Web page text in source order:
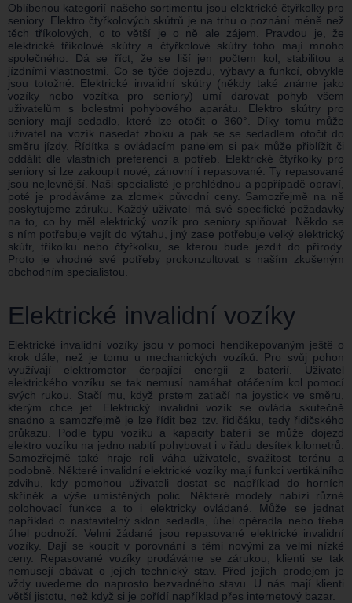
Oblíbenou kategorií našeho sortimentu jsou elektrické čtyřkolky pro
seniory. Elektro čtyřkolových skútrů je na trhu o poznání méně než
těch tříkolových, o to větší je o ně ale zájem. Pravdou je, že
elektrické tříkolové skútry a čtyřkolové skútry toho mají mnoho
společného. Dá se říct, že se liší jen počtem kol, stabilitou a
jízdními vlastnostmi. Co se týče dojezdu, výbavy a funkcí, obvykle
jsou totožné. Elektrické invalidní skútry (někdy také známe jako
vozíky nebo vozítka pro seniory) umí darovat pohyb všem
uživatelům s bolestmi pohybového aparátu. Elektro skútry pro
seniory mají sedadlo, které lze otočit o 360°. Díky tomu může
uživatel na vozík nasedat zboku a pak se se sedadlem otočit do
směru jízdy. Řídítka s ovládacím panelem si pak může přiblížit či
oddálit dle vlastních preferencí a potřeb. Elektrické čtyřkolky pro
seniory si lze zakoupit nové, zánovní i repasované. Ty repasované
jsou nejlevnější. Naši specialisté je prohlédnou a popřípadě opraví,
poté je prodáváme za zlomek původní ceny. Samozřejmě na ně
poskytujeme záruku. Každý uživatel má své specifické požadavky
na to, co by měl elektrický vozík pro seniory splňovat. Někdo se
s ním potřebuje vejít do výtahu, jiný zase potřebuje velký elektrický
skútr, tříkolku nebo čtyřkolku, se kterou bude jezdit do přírody.
Proto je vhodné své potřeby prokonzultovat s naším zkušeným
obchodním specialistou.
Elektrické invalidní vozíky
Elektrické invalidní vozíky jsou v pomoci hendikepovaným ještě o
krok dále, než je tomu u mechanických vozíků. Pro svůj pohon
využívají elektromotor čerpající energii z baterií. Uživatel
elektrického vozíku se tak nemusí namáhat otáčením kol pomocí
svých rukou. Stačí mu, když prstem zatlačí na joystick ve směru,
kterým chce jet. Elektrický invalidní vozík se ovládá skutečně
snadno a samozřejmě je lze řídit bez tzv. řidičáku, tedy řidičského
průkazu. Podle typu vozíku a kapacity baterií se může dojezd
elektro vozíku na jedno nabití pohybovat i v řádu desítek kilometrů.
Samozřejmě také hraje roli váha uživatele, svažitost terénu a
podobně. Některé invalidní elektrické vozíky mají funkci vertikálního
zdvihu, kdy pomohou uživateli dostat se například do horních
skříněk a výše umístěných polic. Některé modely nabízí různé
polohovací funkce a to i elektricky ovládané. Může se jednat
například o nastavitelný sklon sedadla, úhel opěradla nebo třeba
úhel podnoží. Velmi žádané jsou repasované elektrické invalidní
vozíky. Dají se koupit v porovnání s těmi novými za velmi nízké
ceny. Repasované vozíky prodáváme se zárukou, klienti se tak
nemusejí obávat o jejich technický stav. Před jejich prodejem je
vždy uvedeme do naprosto bezvadného stavu. U nás mají klienti
větší jistotu, než když si je pořídí například přes internetový bazar.